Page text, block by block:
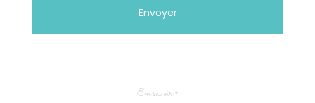
En savoir +